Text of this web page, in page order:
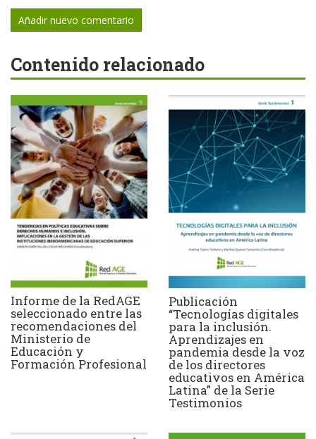
Añadir nuevo comentario
Contenido relacionado
Informe de la RedAGE
seleccionado entre las
recomendaciones del
Ministerio de
Educación y
Formación Profesional
Publicación
“Tecnologías digitales
para la inclusión.
Aprendizajes en
pandemia desde la voz
de los directores
educativos en América
Latina” de la Serie
Testimonios